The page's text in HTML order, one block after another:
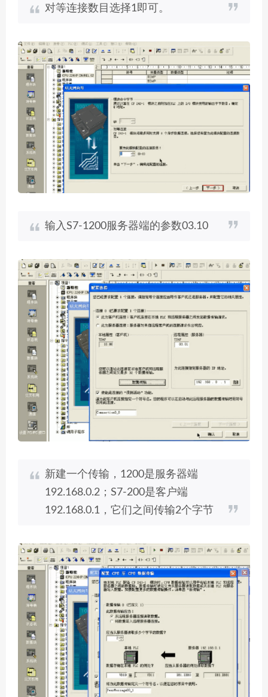
对等连接数目选择1即可。
输入S7-1200服务器端的参数03.10
新建一个传输，1200是服务器端
192.168.0.2；S7-200是客户端
192.168.0.1，它们之间传输2个字节